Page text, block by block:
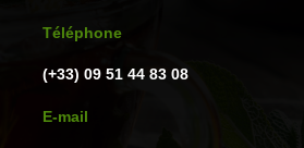
Téléphone
(+33) 09 51 44 83 08
E-mail